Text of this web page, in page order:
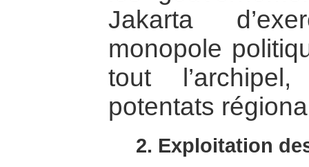
Jakarta
monopole
tout
potentats
2. Exploitation